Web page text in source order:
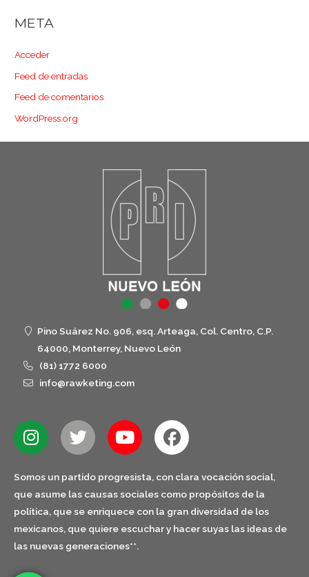
META
Acceder
Feed de entradas
Feed de comentarios
WordPress.org
Pino Suárez No. 906, esq. Arteaga, Col. Centro, C.P.
64000, Monterrey, Nuevo León
(81) 1772 6000
info@rawketing.com
Somos un partido progresista, con clara vocación social,
que asume las causas sociales como propósitos de la
política, que se enriquece con la gran diversidad de los
mexicanos, que quiere escuchar y hacer suyas las ideas de
las nuevas generaciones**.